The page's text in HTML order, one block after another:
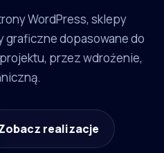
WordPress, sklepy
graficzne dopasowane do
przez wdrożenie,
realizacje